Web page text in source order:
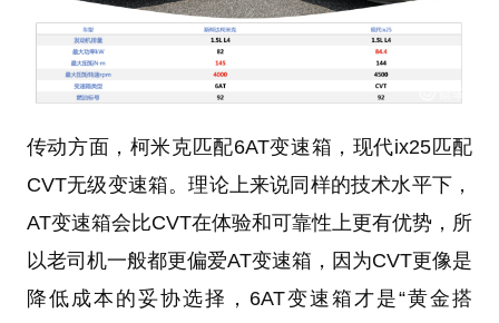
传动方面，柯米克匹配6AT变速箱，现代ix25匹配
CVT无级变速箱。理论上来说同样的技术水平下，
AT变速箱会比CVT在体验和可靠性上更有优势，所
以老司机一般都更偏爱AT变速箱，因为CVT更像是
降低成本的妥协选择，6AT变速箱才是“黄金搭